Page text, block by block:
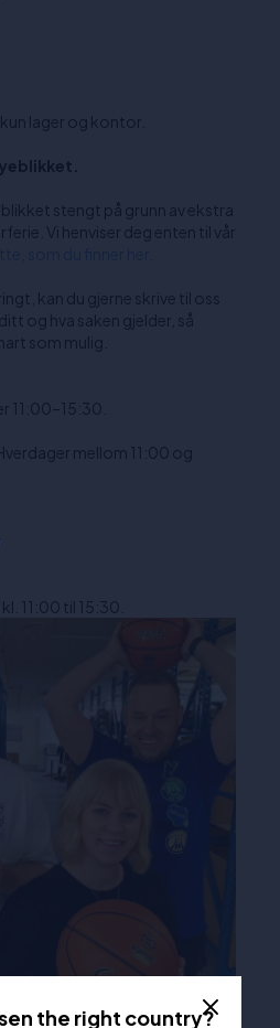
lager og kontor.
stengt på grunn av ekstra
Vi henviser deg enten til vår
kan du gjerne skrive til oss
og hva saken gjelder, så
som mulig.
11:00–15:30.
mellom 11:00 og
11:00 til 15:30.
the right country?